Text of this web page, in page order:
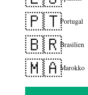
🇵🇹Portugal
🇧🇷Brasilien
🇲🇦Marokko